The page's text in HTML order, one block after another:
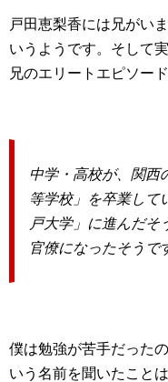
戸田恵梨香には兄がい
いうようです。そして
兄のエリートエピソー
中学・高校が、関西
等学校」を卒業して
戸大学」に進んだそ
官僚になったそうで
僕は勉強が苦手だった
いう名前を聞いたこと